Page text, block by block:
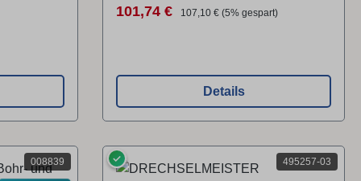
Verkaufspreis:
101,74 € Regulärer Preis:
107,10 € (5% gespart)
Details
008839 495257-03
✓